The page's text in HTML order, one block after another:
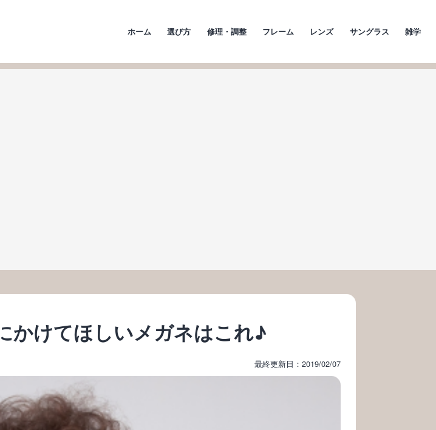
ホーム 選び方 修理・調整 フレーム レンズ サングラス 雑学
かけてほしいメガネはこれ♪
最終更新日：2019/02/07